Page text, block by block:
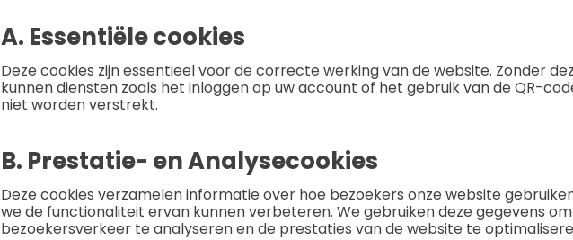
A. Essentiële cookies
Deze cookies zijn essentieel voor de correcte werking van de website. Zonder
kunnen diensten zoals het inloggen op uw account of het gebruik van de QR-
niet worden verstrekt.
B. Prestatie- en Analysecookies
Deze cookies verzamelen informatie over hoe bezoekers onze website
we de functionaliteit ervan kunnen verbeteren. We gebruiken deze gegevens om
bezoekersverkeer te analyseren en de prestaties van de website te